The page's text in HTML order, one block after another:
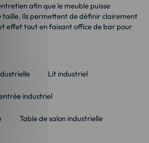
afin que le meuble puisse
taille. Ils permettent de définir clairement
effet tout en faisant office de bar pour
Lit industriel
industriel
Table de salon industrielle